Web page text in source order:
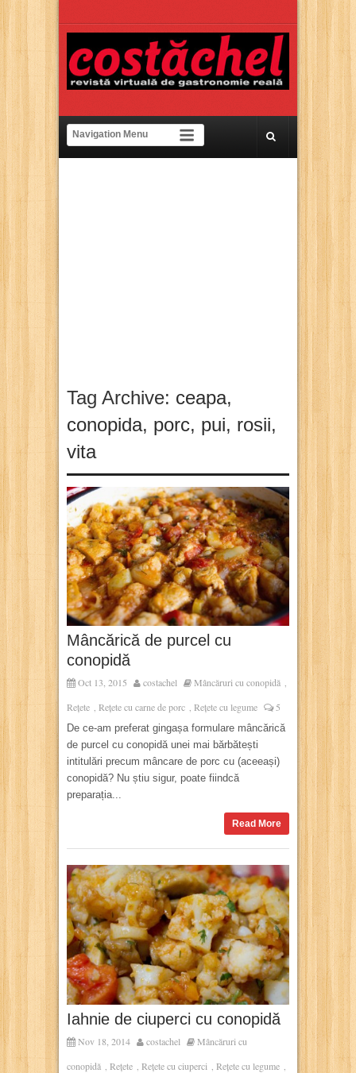
Tag Archive: ceapa,
conopida, porc, pui, rosii,
vita
Mâncărică de purcel cu
conopidă
Oct 13, 2015 costachel Mâncăruri cu conopidă ,
Rețete , Rețete cu carne de porc , Rețete cu legume 5
De ce-am preferat gingașa formulare mâncărică
de purcel cu conopidă unei mai bărbătești
intitulări precum mâncare de porc cu (aceeași)
conopidă? Nu știu sigur, poate fiindcă
preparația...
Read More
Iahnie de ciuperci cu conopidă
Nov 18, 2014 costachel
Mâncăruri cu
conopidă
Rețete Rețete cu ciuperci Rețete cu legume